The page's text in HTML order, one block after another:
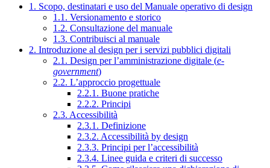
1. Scopo, destinatari e uso del Manuale operativo di design
1.1. Versionamento e storico
1.2. Consultazione del manuale
1.3. Contribuisci al manuale
2. Introduzione al design per i servizi pubblici digitali
2.1. Design per l’amministrazione digitale (e-
government)
2.2. L’approccio progettuale
2.2.1. Buone pratiche
2.2.2. Principi
2.3. Accessibilità
2.3.1. Definizione
2.3.2. Accessibilità by design
2.3.3. Principi per l’accessibilità
2.3.4. Linee guida e criteri di successo